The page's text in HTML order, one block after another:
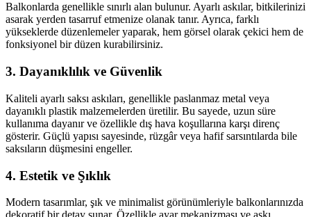
Balkonlarda genellikle sınırlı alan bulunur. Ayarlı askılar, bitkilerinizi
asarak yerden tasarruf etmenize olanak tanır. Ayrıca, farklı
yükseklerde düzenlemeler yaparak, hem görsel olarak çekici hem de
fonksiyonel bir düzen kurabilirsiniz.
3. Dayanıklılık ve Güvenlik
Kaliteli ayarlı saksı askıları, genellikle paslanmaz metal veya
dayanıklı plastik malzemelerden üretilir. Bu sayede, uzun süre
kullanıma dayanır ve özellikle dış hava koşullarına karşı direnç
gösterir. Güçlü yapısı sayesinde, rüzgâr veya hafif sarsıntılarda bile
saksıların düşmesini engeller.
4. Estetik ve Şıklık
Modern tasarımlar, şık ve minimalist görünümleriyle balkonlarınızda